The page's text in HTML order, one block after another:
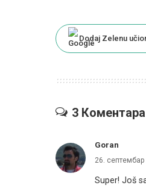
Dodaj Zelenu
3 Коментара
Goran
26. септембар
Super! Još